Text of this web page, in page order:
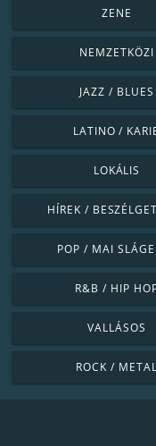
ZENE
NEMZETKÖZI
JAZZ / BLUES
LATINO /
LOKÁLIS
HÍREK /
POP / MAI
R&B / HIP
VALLÁSOS
ROCK / METAL